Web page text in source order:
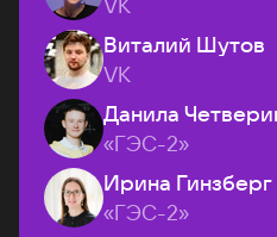
Виталий Шутов
VK
Данила
«ГЭС-2»
Ирина Гинзберг
«ГЭС-2»